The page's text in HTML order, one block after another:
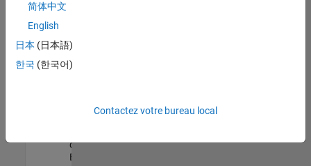
votre
région.
Senior Software Quality Engineer
Senior
Engineer
qualité |
Expérimenté(e)
简体中文
English
日本 (日本語)
한국 (한국어)
Contactez votre bureau local